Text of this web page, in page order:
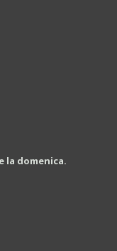
domenica.